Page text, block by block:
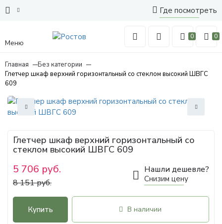
Где посмотреть
Меню
0 0
Главная
Без категории
Глетчер шкаф верхний горизонтальный со стеклом высокий ШВГС
609
Глетчер шкаф верхний горизонтальный со
стеклом высокий ШВГС 609
5 706 руб.
8 151 руб.
Нашли дешевле?
Снизим цену
Купить В наличии